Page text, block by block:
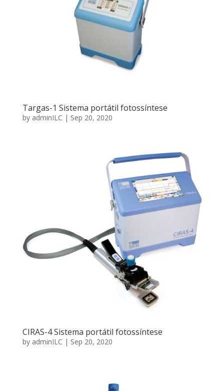
Targas-1 Sistema portátil fotossíntese
by adminILC | Sep 20, 2020
CIRAS-4 Sistema portátil fotossíntese
by adminILC | Sep 20, 2020